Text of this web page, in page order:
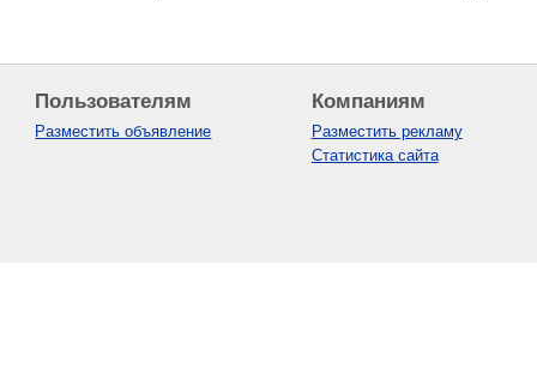
Пользователям
Разместить объявление
Компаниям
Разместить рекламу
Статистика сайта